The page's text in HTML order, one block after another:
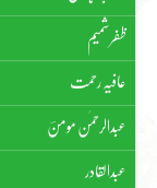
ظفر شمیم
عافیہ رحمت
عبدالرحمٰن مومنؔ
عبدالقادر